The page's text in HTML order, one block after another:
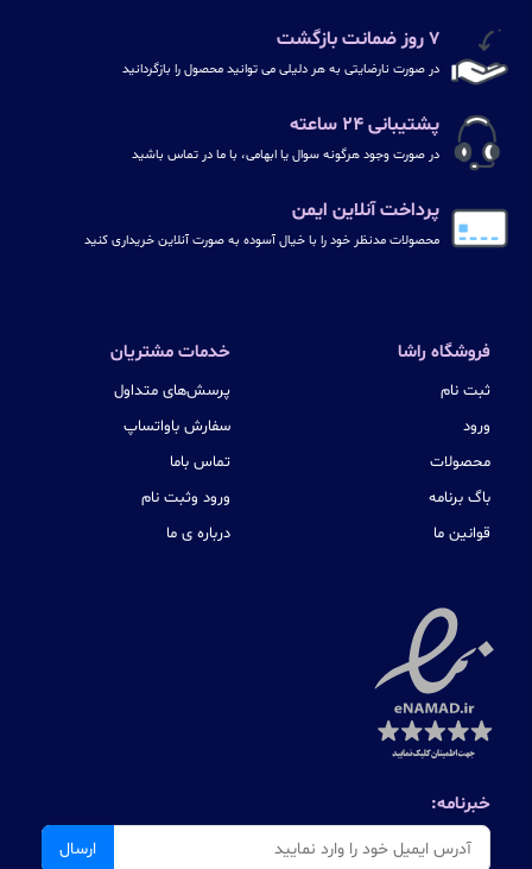
۷ روز ضمانت بازگشت
در صورت نارضایتی به هر دلیلی می توانید محصول را بازگردانید
پشتیبانی ۲۴ ساعته
در صورت وجود هرگونه سوال یا ابهامی، با ما در تماس باشید
پرداخت آنلاین ایمن
محصولات مدنظر خود را با خیال آسوده به صورت آنلاین خریداری کنید
فروشگاه راشا
ثبت نام
ورود
محصولات
باگ برنامه
قوانین ما
خدمات مشتریان
پرسش‌های متداول
سفارش باواتساپ
تماس باما
ورود وثبت نام
درباره ی ما
خبرنامه:
ارسال